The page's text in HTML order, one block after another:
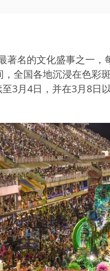
名的文化盛事之一
全国各地沉浸在色
3月4日，并在3月8